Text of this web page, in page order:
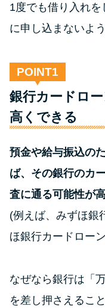
合
1度でも借り入れ
に申し込まないよ
POINT
銀行カードロ
高くできる
預金や給与振込の
ば、その銀行のカ
査に通る可能性が
(例えば、みずほ銀
ほ銀行カードロー
なぜなら銀行は「
を差し押さえるこ